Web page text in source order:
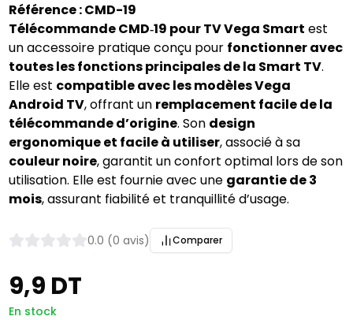
Référence : CMD-19
Télécommande CMD‑19 pour TV Vega Smart est
un accessoire pratique conçu pour fonctionner avec
toutes les fonctions principales de la Smart TV.
Elle est compatible avec les modèles Vega
Android TV, offrant un remplacement facile de la
télécommande d’origine. Son design
ergonomique et facile à utiliser, associé à sa
couleur noire, garantit un confort optimal lors de son
utilisation. Elle est fournie avec une garantie de 3
mois, assurant fiabilité et tranquillité d’usage.
0.0 (0 avis) Comparer
9,9 DT
En stock